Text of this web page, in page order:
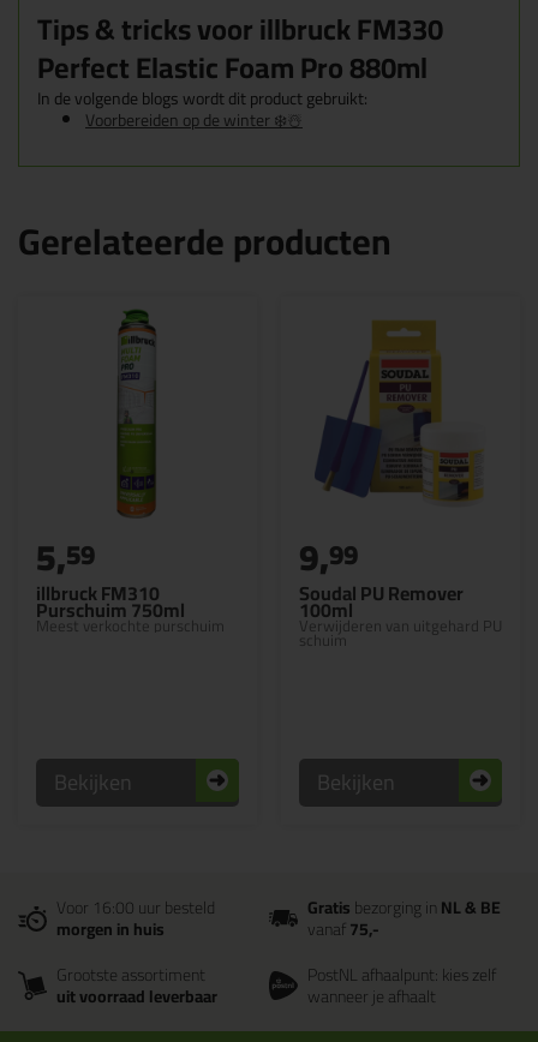
Tips & tricks voor illbruck FM330
Perfect Elastic Foam Pro 880ml
In de volgende blogs wordt dit product gebruikt:
Voorbereiden op de winter ❄️☃️
Gerelateerde producten
illbruck FM310
Purschuim 750ml
Meest verkochte purschuim
5,59
Bekijken
Soudal PU Remover
100ml
Verwijderen van uitgehard PU
schuim
9,99
Bekijken
Voor 16:00 uur besteld
morgen in huis
Gratisbezorging inNL & BE
vanaf75,-
Grootste assortiment
uit voorraad leverbaar
PostNL afhaalpunt: kies zelf
wanneer je afhaalt